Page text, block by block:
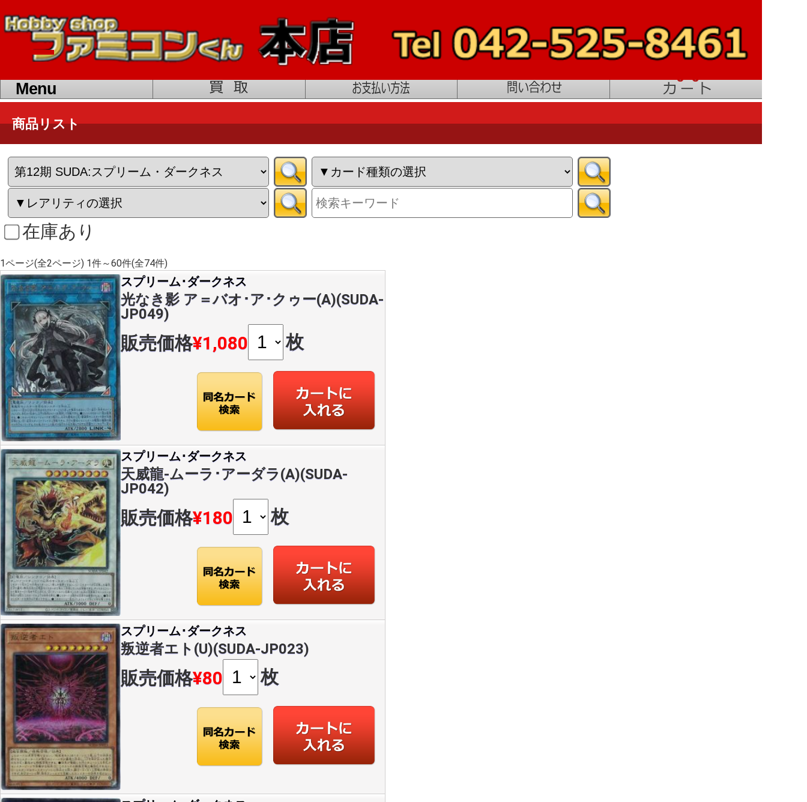
toggle
navigation
Menu
商品リスト
在庫あり
1ページ(全2ページ) 1件～60件(全74件)
スプリーム･ダークネス
光なき影 ア＝バオ･ア･クゥー(A)(SUDA-
JP049)
販売価格¥1,080 枚
スプリーム･ダークネス
天威龍-ムーラ･アーダラ(A)(SUDA-
JP042)
販売価格¥180 枚
スプリーム･ダークネス
叛逆者エト(U)(SUDA-JP023)
販売価格¥80 枚